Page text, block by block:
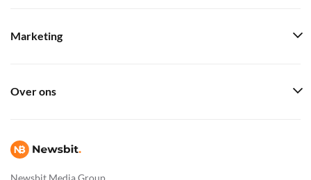
Newsbit Media Group
Marketing
Over ons